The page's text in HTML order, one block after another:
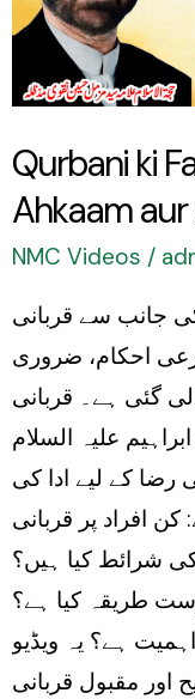
Qurbani ki
Ahkaam
NMC Videos /
جانب سے قربانی
احکام، ضروری
گئی ہے۔ قربانی
علیہ السلام
کے لیے ادا کی
افراد پر قربانی
شرائط کیا ہیں؟
طریقہ کیا ہے؟
ہے؟ یہ ویڈیو
مقبول قربانی
Ahkaam
aur
o
Masail